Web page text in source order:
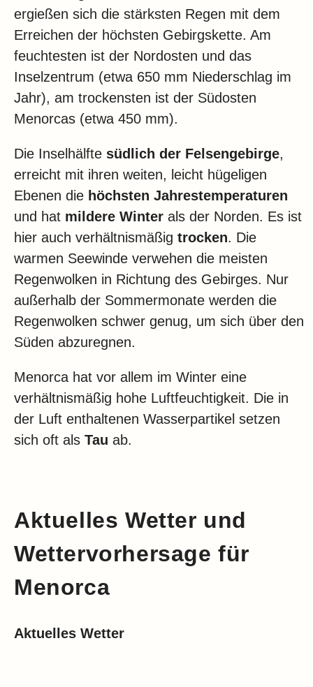
ergießen sich die stärksten Regen mit dem
Erreichen der höchsten Gebirgskette. Am
feuchtesten ist der Nordosten und das
Inselzentrum (etwa 650 mm Niederschlag im
Jahr), am trockensten ist der Südosten
Menorcas (etwa 450 mm).
Die Inselhälfte südlich der Felsengebirge,
erreicht mit ihren weiten, leicht hügeligen
Ebenen die höchsten Jahrestemperaturen
und hat mildere Winter als der Norden. Es ist
hier auch verhältnismäßig trocken. Die
warmen Seewinde verwehen die meisten
Regenwolken in Richtung des Gebirges. Nur
außerhalb der Sommermonate werden die
Regenwolken schwer genug, um sich über den
Süden abzuregnen.
Menorca hat vor allem im Winter eine
verhältnismäßig hohe Luftfeuchtigkeit. Die in
der Luft enthaltenen Wasserpartikel setzen
sich oft als Tau ab.
Aktuelles Wetter und
Wettervorhersage für
Menorca
Aktuelles Wetter